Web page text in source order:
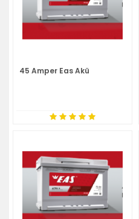
45 Amper Eas Akü